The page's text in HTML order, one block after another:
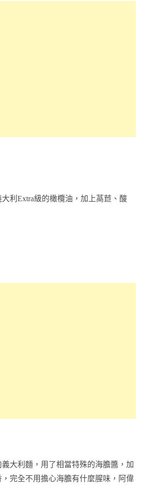
利 Extra級的橄欖油，加上萵苣、酸
大利麵，用了相當特殊的海膽醬，加
完全不用擔心海膽有什麼腥味，阿偉